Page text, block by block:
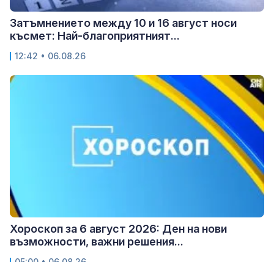
Затъмнението между 10 и 16 август носи
късмет: Най-благоприятният...
12:42 • 06.08.26
Хороскоп за 6 август 2026: Ден на нови
възможности, важни решения...